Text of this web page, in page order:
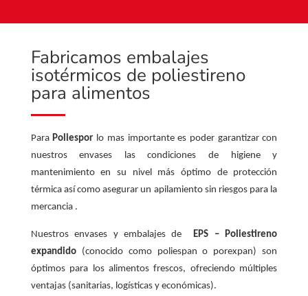
Fabricamos embalajes
isotérmicos de poliestireno
para alimentos
Para Poliespor lo mas importante es poder garantizar con
nuestros envases las condiciones de higiene y
mantenimiento en su nivel más óptimo de protección
térmica así como asegurar un apilamiento sin riesgos para la
mercancia .
Nuestros envases y embalajes de
EPS – Poliestireno
expandido (conocido como poliespan o porexpan) son
óptimos para los alimentos frescos, ofreciendo múltiples
ventajas (sanitarias, logísticas y económicas).